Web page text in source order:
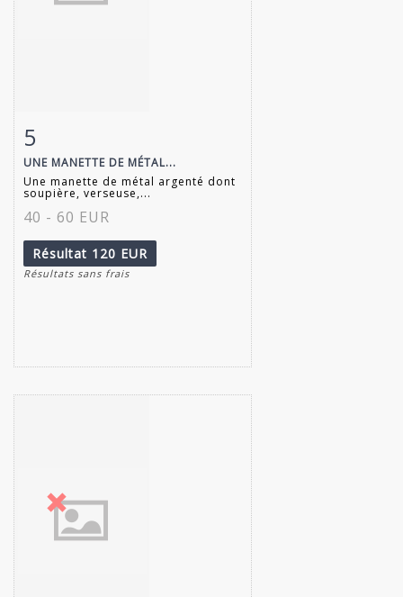
Fiche détaillée
5
UNE MANETTE DE MÉTAL...
Une manette de métal argenté dont
soupière, verseuse,...
40 - 60 EUR
Résultat 120 EUR
Résultats sans frais